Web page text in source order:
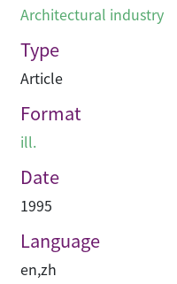
Architectural industry
Type
Article
Format
ill.
Date
1995
Language
en,zh